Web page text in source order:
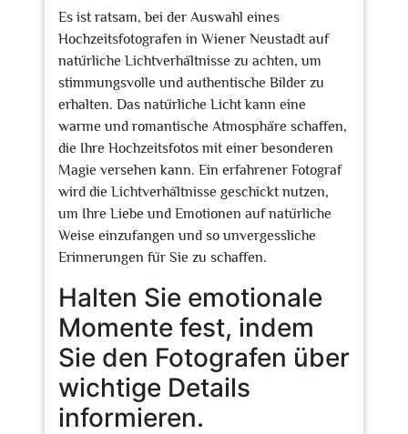
Es ist ratsam, bei der Auswahl eines
Hochzeitsfotografen in Wiener Neustadt auf
natürliche Lichtverhältnisse zu achten, um
stimmungsvolle und authentische Bilder zu
erhalten. Das natürliche Licht kann eine
warme und romantische Atmosphäre schaffen,
die Ihre Hochzeitsfotos mit einer besonderen
Magie versehen kann. Ein erfahrener Fotograf
wird die Lichtverhältnisse geschickt nutzen,
um Ihre Liebe und Emotionen auf natürliche
Weise einzufangen und so unvergessliche
Erinnerungen für Sie zu schaffen.
Halten Sie emotionale
Momente fest, indem
Sie den Fotografen über
wichtige Details
informieren.